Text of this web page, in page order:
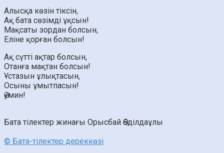
Алысқа көзін тіксін,
Ақ бата сөзімді ұқсын!
Мақсаты зордан болсын,
Еліне қорған болсын!
Ақ сүтті ақтар болсын,
Отанға мақтан болсын!
Ұстазын ұлықтасын,
Осыны ұмытпасын!
Әумин!
Бата тілектер жинағы Орысбай Әбділдаұлы
© Бата-тілектер дереккөзі